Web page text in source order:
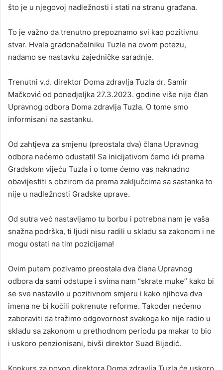
što je u njegovoj nadležnosti i stati na stranu građana.
To je važno da trenutno prepoznamo svi kao pozitivnu
stvar. Hvala gradonačelniku Tuzle na ovom potezu,
nadamo se nastavku zajedničke saradnje.
Trenutni v.d. direktor Doma zdravlja Tuzla dr. Samir
Mačković od ponedjeljka 27.3.2023. godine više nije član
Upravnog odbora Doma zdravlja Tuzla. O tome smo
informisani na sastanku.
Od zahtjeva za smjenu (preostala dva) člana Upravnog
odbora nećemo odustati! Sa inicijativom ćemo ići prema
Gradskom vijeću Tuzla i o tome ćemo vas naknadno
obavijestiti s obzirom da prema zaključcima sa sastanka to
nije u nadležnosti Gradske uprave.
Od sutra već nastavljamo tu borbu i potrebna nam je vaša
snažna podrška, ti ljudi nisu radili u skladu sa zakonom i ne
mogu ostati na tim pozicijama!
Ovim putem pozivamo preostala dva člana Upravnog
odbora da sami odstupe i svima nam “skrate muke” kako bi
se sve nastavilo u pozitivnom smjeru i kako njihova dva
imena ne bi kočili pokrenute reforme. Također nećemo
zaboraviti da tražimo odgovornost svakoga ko nije radio u
skladu sa zakonom u prethodnom periodu pa makar to bio
i uskoro penzionisani, bivši direktor Suad Bijedić.